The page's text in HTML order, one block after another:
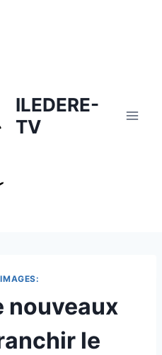
ILEDERE-
TV
nouveaux
le